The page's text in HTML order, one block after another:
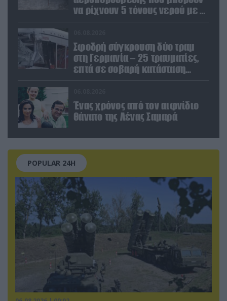
να ρίχνουν 5 τόνους νερού με 8
μποφόρ
Σφοδρή σύγκρουση δύο τραμ
στη Γερμανία – 25 τραυματίες,
επτά σε σοβαρή κατάσταση
(βίντεο)
Ένας χρόνος από τον αιφνίδιο
θάνατο της Λένας Σαμαρά
POPULAR 24H